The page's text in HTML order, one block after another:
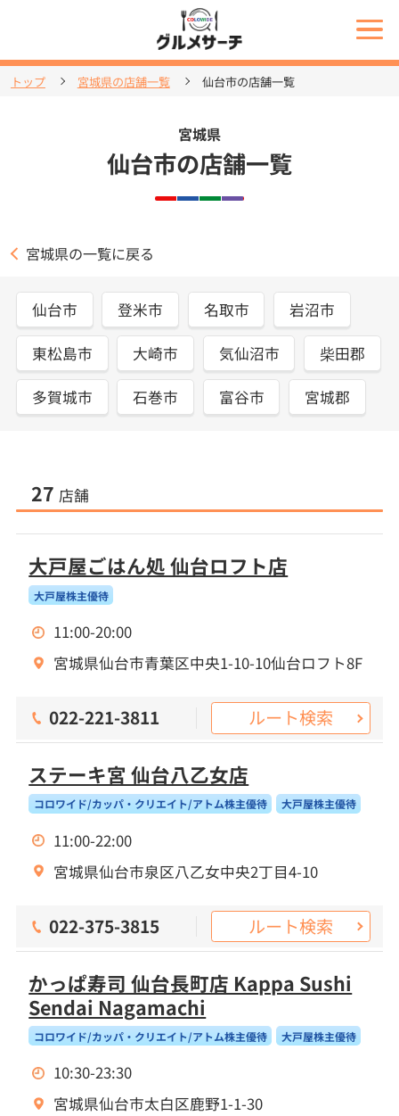
トップ 宮城県の店舗一覧 仙台市の店舗一覧
宮城県
仙台市の店舗一覧
宮城県の一覧に戻る
仙台市 登米市 名取市 岩沼市
東松島市 大崎市 気仙沼市 柴田郡
多賀城市 石巻市 富谷市 宮城郡
27 店舗
大戸屋ごはん処 仙台ロフト店
大戸屋株主優待
11:00-20:00
宮城県仙台市青葉区中央1-10-10仙台ロフト8F
022-221-3811 ルート検索
ステーキ宮 仙台八乙女店
コロワイド/カッパ・クリエイト/アトム株主優待 大戸屋株主優待
11:00-22:00
宮城県仙台市泉区八乙女中央2丁目4-10
022-375-3815 ルート検索
かっぱ寿司 仙台長町店 Kappa Sushi
Sendai Nagamachi
コロワイド/カッパ・クリエイト/アトム株主優待 大戸屋株主優待
10:30-23:30
宮城県仙台市太白区鹿野1-1-30